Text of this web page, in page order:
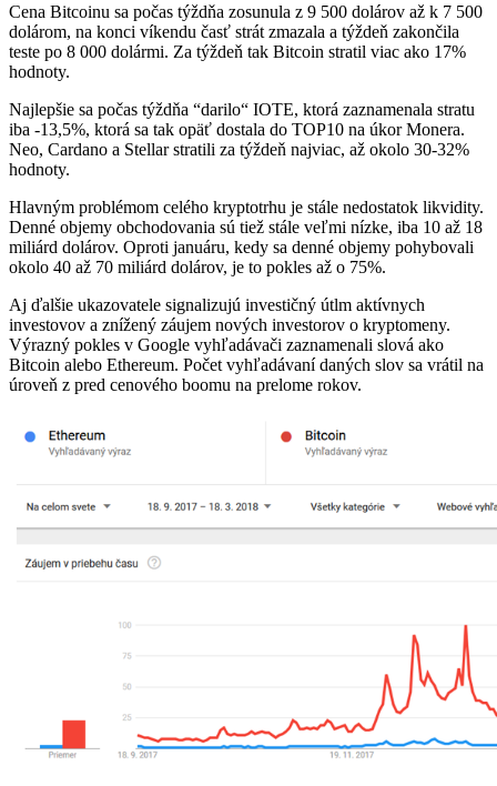
Cena Bitcoinu sa počas týždňa zosunula z 9 500 dolárov až k 7 500
dolárom, na konci víkendu časť strát zmazala a týždeň zakončila
teste po 8 000 dolármi. Za týždeň tak Bitcoin stratil viac ako 17%
hodnoty.
Najlepšie sa počas týždňa “darilo“ IOTE, ktorá zaznamenala stratu
iba -13,5%, ktorá sa tak opäť dostala do TOP10 na úkor Monera.
Neo, Cardano a Stellar stratili za týždeň najviac, až okolo 30-32%
hodnoty.
Hlavným problémom celého kryptotrhu je stále nedostatok likvidity.
Denné objemy obchodovania sú tiež stále veľmi nízke, iba 10 až 18
miliárd dolárov. Oproti januáru, kedy sa denné objemy pohybovali
okolo 40 až 70 miliárd dolárov, je to pokles až o 75%.
Aj ďalšie ukazovatele signalizujú investičný útlm aktívnych
investovov a znížený záujem nových investorov o kryptomeny.
Výrazný pokles v Google vyhľadávači zaznamenali slová ako
Bitcoin alebo Ethereum. Počet vyhľadávaní daných slov sa vrátil na
úroveň z pred cenového boomu na prelome rokov.